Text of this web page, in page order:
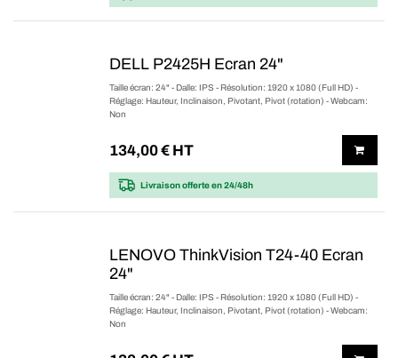
DELL P2425H Ecran 24"
Taille écran: 24" - Dalle: IPS - Résolution: 1920 x 1080 (Full HD) -
Réglage: Hauteur, Inclinaison, Pivotant, Pivot (rotation) - Webcam:
Non
134,00€ HT
Livraison offerteen 24/48h
LENOVO ThinkVision T24-40 Ecran
24"
Taille écran: 24" - Dalle: IPS - Résolution: 1920 x 1080 (Full HD) -
Réglage: Hauteur, Inclinaison, Pivotant, Pivot (rotation) - Webcam:
Non